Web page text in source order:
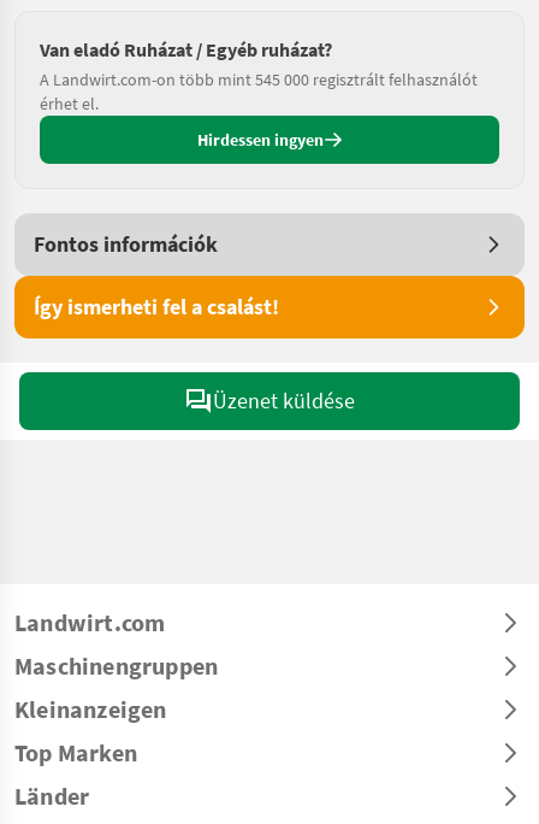
Van eladó Ruházat / Egyéb ruházat?
A Landwirt.com-on több mint 545 000 regisztrált felhasználót
érhet el.
Hirdessen ingyen
Fontos információk
Így ismerheti fel a csalást!
Üzenet küldése
Landwirt.com
Maschinengruppen
Kleinanzeigen
Top Marken
Länder